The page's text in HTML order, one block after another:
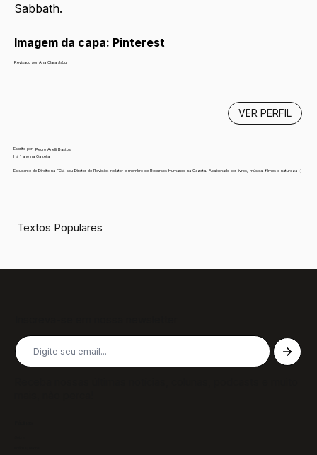
Sabbath.
Imagem da capa: Pinterest
Revisado por Ana Clara Jabur
Escrito por
Pedro Anelli Bastos
Há 1 ano na Gazeta
Estudante de Direito na FGV, sou Diretor de Revisão, redator e membro de Recursos Humanos na Gazeta. Apaixonado por livros, música, filmes e natureza :)
VER PERFIL
Textos Populares